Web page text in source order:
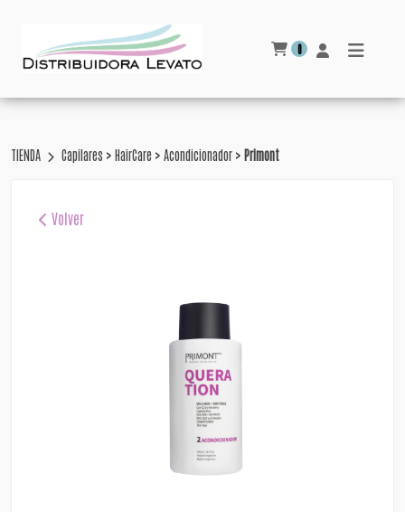
0
TIENDA Capilares > HairCare > Acondicionador > Primont
Volver